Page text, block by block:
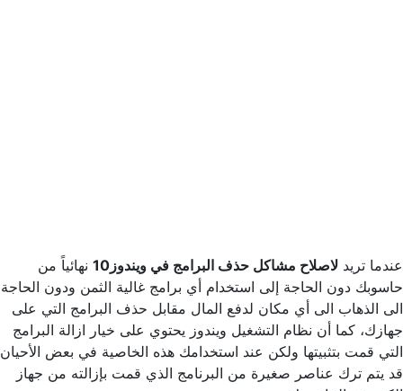
عندما تريد لاصلاح مشاكل حذف البرامج في ويندوز10
نهائياً من
حاسوبك دون الحاجة إلى استخدام أي برامج غالية الثمن ودون الحاجة
الى الذهاب الى أي مكان لدفع المال مقابل حذف البرامج التي على
جهازك، كما أن نظام التشغيل ويندوز يحتوي على خيار ازالة البرامج
التي قمت بتثبيتها ولكن عند استخدامك هذه الخاصية في بعض الأحيان
قد يتم ترك عناصر صغيرة من البرنامج الذي قمت بإزالته من جهاز